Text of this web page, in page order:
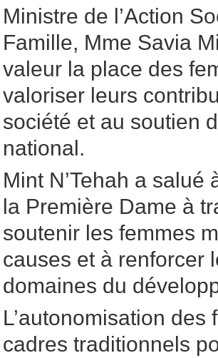
Ministre de l’Action
Famille, Mme Savia
valeur la place des
valoriser leurs
société et au soutien
national.
Mint N’Tehah a
la Première Dame à
soutenir les femmes
causes et à renforcer
domaines du
L’autonomisation des
cadres traditionnels